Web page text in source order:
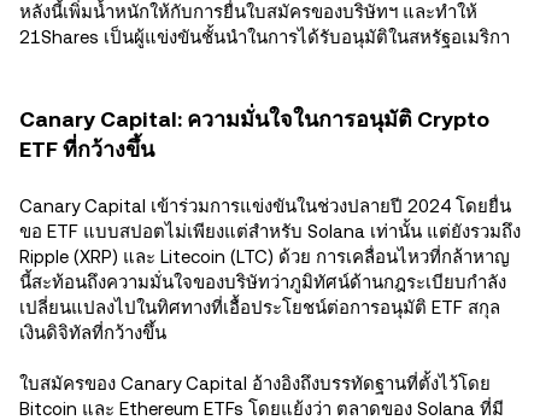
หลังนี้เพิ่มน้ำหนักให้กับการยื่นใบสมัครของบริษัทฯ และทำให้
21Shares เป็นผู้แข่งขันชั้นนำในการได้รับอนุมัติในสหรัฐอเมริกา
Canary Capital: ความมั่นใจในการอนุมัติ Crypto
ETF ที่กว้างขึ้น
Canary Capital เข้าร่วมการแข่งขันในช่วงปลายปี 2024 โดยยื่น
ขอ ETF แบบสปอตไม่เพียงแต่สำหรับ Solana เท่านั้น แต่ยังรวมถึง
Ripple (XRP) และ Litecoin (LTC) ด้วย การเคลื่อนไหวที่กล้าหาญ
นี้สะท้อนถึงความมั่นใจของบริษัทว่าภูมิทัศน์ด้านกฎระเบียบกำลัง
เปลี่ยนแปลงไปในทิศทางที่เอื้อประโยชน์ต่อการอนุมัติ ETF สกุล
เงินดิจิทัลที่กว้างขึ้น
ใบสมัครของ Canary Capital อ้างอิงถึงบรรทัดฐานที่ตั้งไว้โดย
Bitcoin และ Ethereum ETFs โดยแย้งว่า ตลาดของ Solana ที่มี